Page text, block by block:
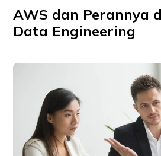
AWS dan Perannya
Data Engineering